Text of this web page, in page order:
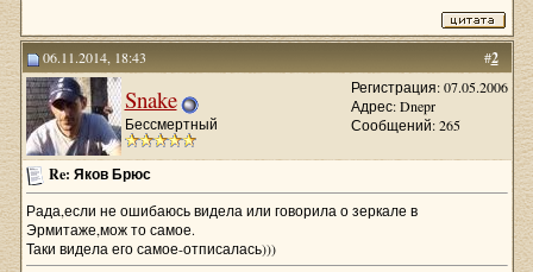
#2
06.11.2014, 18:43
Snake
Бессмертный
Регистрация: 07.05.2006
Адрес: Dnepr
Сообщений: 265
Re: Яков Брюс
Рада,если не ошибаюсь видела или говорила о зеркале в
Эрмитаже,мож то самое.
Таки видела его самое-отписалась)))